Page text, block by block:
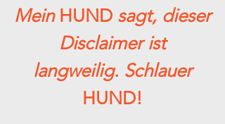
Mein HUND sagt, dieser
Disclaimer ist
langweilig. Schlauer
HUND!